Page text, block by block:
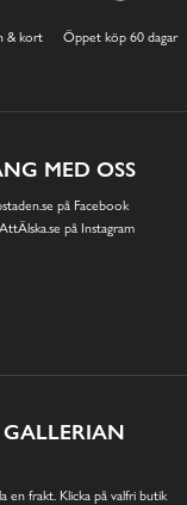
& kort Öppet köp 60 dagar
MED OSS
på Facebook
på Instagram
en frakt. Klicka på valfri butik